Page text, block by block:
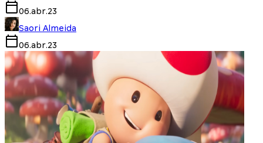
06.abr.23
Saori Almeida
06.abr.23